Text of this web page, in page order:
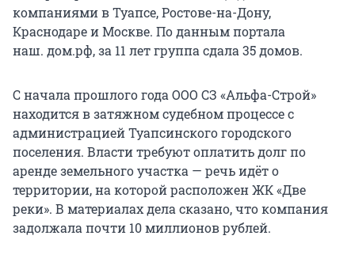
компаниями в Туапсе, Ростове-на-Дону,
Краснодаре и Москве. По данным портала
наш. дом.рф, за 11 лет группа сдала 35 домов.
С начала прошлого года ООО СЗ «Альфа-Строй»
находится в затяжном судебном процессе с
администрацией Туапсинского городского
поселения. Власти требуют оплатить долг по
аренде земельного участка — речь идёт о
территории, на которой расположен ЖК «Две
реки». В материалах дела сказано, что компания
задолжала почти 10 миллионов рублей.